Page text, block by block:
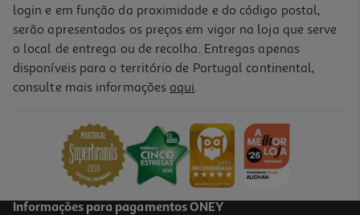
Coluna Portatil Qilive 600169609 Preta Q.1609
login e em função da proximidade e do código postal,
serão apresentados os preços em vigor na loja que serve
o local de entrega ou de recolha. Entregas apenas
disponíveis para o território de Portugal continental,
consulte mais informações aqui.
Informações para pagamentos ONEY